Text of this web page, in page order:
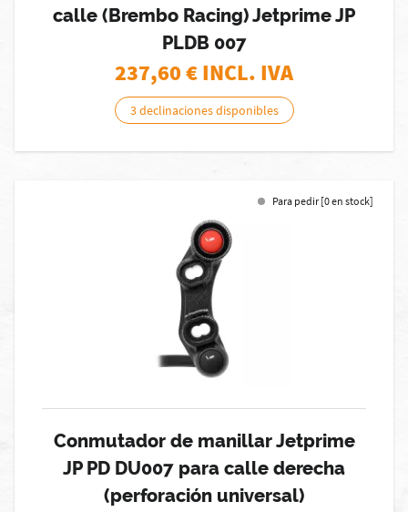
calle (Brembo Racing) Jetprime JP
PLDB 007
237,60€ INCL. IVA
3 declinaciones disponibles
Para pedir [0 en stock]
Conmutador de manillar Jetprime
JP PD DU007 para calle derecha
(perforación universal)